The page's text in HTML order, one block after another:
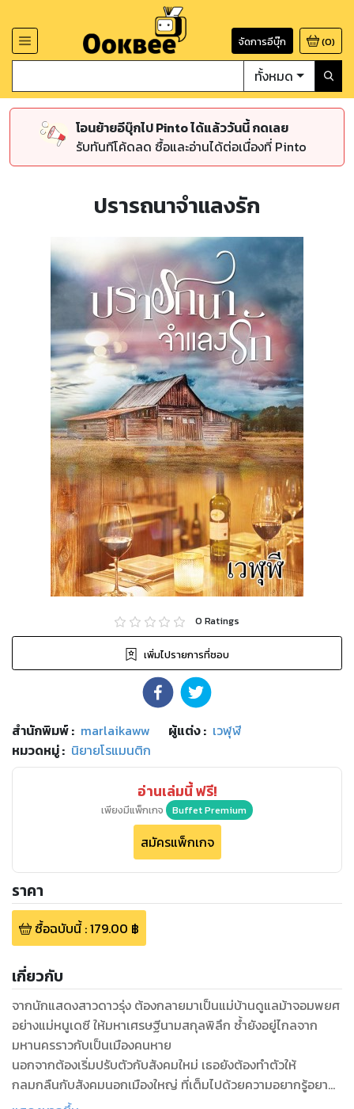
จัดการอีบุ๊ก (0)
ทั้งหมด
โอนย้ายอีบุ๊กไป Pinto ได้แล้ววันนี้ กดเลย
รับทันทีโค้ดลด ซื้อและอ่านได้ต่อเนื่องที่ Pinto
ปรารถนาจำแลงรัก
0 Ratings
เพิ่มไปรายการที่ชอบ
สำนักพิมพ์: marlaikaww ผู้แต่ง : เวฬุฬี
หมวดหมู่: นิยายโรแมนติก
อ่านเล่มนี้ ฟรี!
เพียงมีแพ็กเกจ Buffet Premium
สมัครแพ็กเกจ
ราคา
ซื้อฉบับนี้:179.00 ฿
เกี่ยวกับ
จากนักแสดงสาวดาวรุ่ง ต้องกลายมาเป็นแม่บ้านดูแลม้าจอมพยศ
อย่างแม่หนูเดซี ให้มหาเศรษฐีนามสกุลพิลึก ซ้ำยังอยู่ไกลจาก
มหานครราวกับเป็นเมืองคนหาย
นอกจากต้องเริ่มปรับตัวกับสังคมใหม่ เธอยังต้องทำตัวให้
กลมกลืนกับสังคมนอกเมืองใหญ่ ที่เต็มไปด้วยความอยากรู้อยาก
เห็น เมื่อรู้ว่าเธอคืออดีตดาราค้างฟ้า เมนี